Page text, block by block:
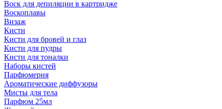
Воск для депиляции в картридже
Воскоплавы
Визаж
Кисти
Кисти для бровей и глаз
Кисти для пудры
Кисти для тоналки
Наборы кистей
Парфюмерия
Ароматические диффузоры
Мисты для тела
Парфюм 25мл